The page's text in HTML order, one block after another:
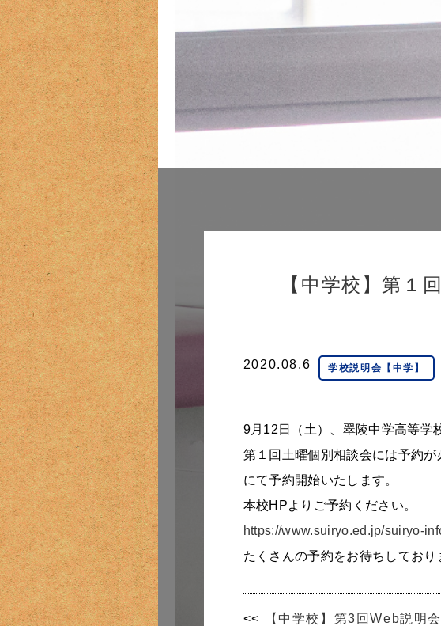
【中学校】第１
2020.08.6 学校説明会【中学】
9月12日（土）、翠陵中学高等学
第１回土曜個別相談会には予約
にて予約開始いたします。
本校HPよりご予約ください。
https://www.suiryo.ed.jp/suiryo-
たくさんの予約をお待ちしており
<< 【中学校】第3回Web説明